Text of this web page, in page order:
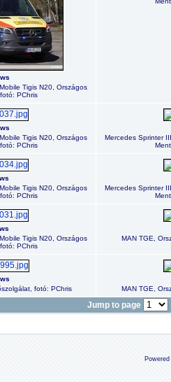
Tigis N20, Országos
PChris
Tigis N20, Országos
PChris
Mercedes Sprinter
Tigis N20, Országos
PChris
Mercedes Sprinter
Tigis N20, Országos
PChris
MAN TGE,
fotó: PChris
MAN TGE,
Jump to page